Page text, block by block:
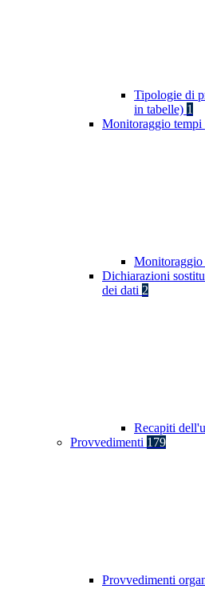
Tipologie di
in tabelle) 1
Monitoraggio tempi
Monitoraggio
Dichiarazioni
dei dati 2
Recapiti
Provvedimenti 179
Provvedimenti